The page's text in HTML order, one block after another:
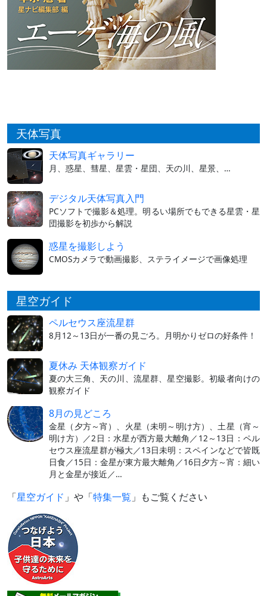
天体写真
天体写真ギャラリー
月、惑星、彗星、星雲・星団、天の川、星景、…
デジタル天体写真入門
PCソフトで撮影＆処理。明るい場所でもできる星雲・星
団撮影を初歩から解説
惑星を撮影しよう
CMOSカメラで動画撮影、ステライメージで画像処理
星空ガイド
ペルセウス座流星群
8月12～13日が一番の見ごろ。月明かりゼロの好条件！
夏休み 天体観察ガイド
夏の大三角、天の川、流星群、星空撮影。初級者向けの
観察ガイド
8月の見どころ
金星（夕方～宵）、火星（未明～明け方）、土星（宵～
明け方）／2日：水星が西方最大離角／12～13日：ペル
セウス座流星群が極大／13日未明：スペインなどで皆既
日食／15日：金星が東方最大離角／16日夕方～宵：細い
月と金星が接近／…
「星空ガイド 」や「特集一覧 」もご覧ください